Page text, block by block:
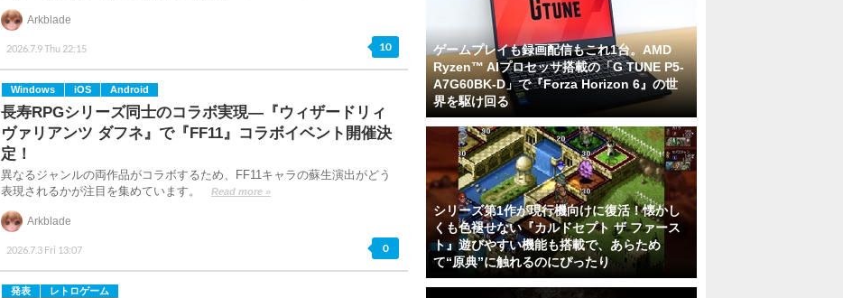
2026.7.9 Thu 22:15
Arkblade
10
Windows iOS Android
長寿RPGシリーズ同士のコラボ実現―『ウィザードリィ
ヴァリアンツ ダフネ』で『FF11』コラボイベント開催決
定！
異なるジャンルの両作品がコラボするため、FF11キャラの蘇生演出がどう
表現されるかが注目を集めています。
Read more »
2026.7.3 Fri 13:07
Arkblade
0
発表 レトロゲーム
ゲームプレイも録画配信もこれ1台。AMD
Ryzen™ AIプロセッサ搭載の「G TUNE P5-
A7G60BK-D」で『Forza Horizon 6』の世
界を駆け回る
シリーズ第1作が現行機向けに復活！懐かし
くも色褪せない『カルドセプト ザ ファース
ト』遊びやすい機能も搭載で、あらため
て“原典”に触れるのにぴったり